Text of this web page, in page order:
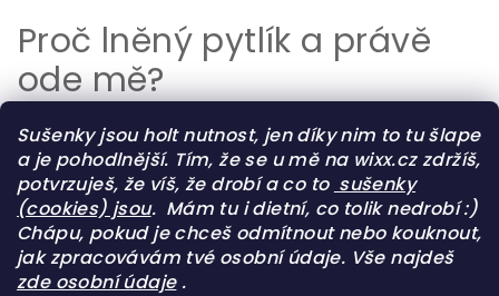
Sušenky jsou holt nutnost, jen díky nim to tu šlape
a je pohodlnější. Tím, že se u mě na wixx.cz zdržíš,
potvrzuješ, že víš, že drobí a co to sušenky
(cookies) jsou. Mám tu i dietní, co tolik nedrobí :)
Chápu, pokud je chceš odmítnout nebo kouknout,
jak zpracovávám tvé osobní údaje. Vše najdeš
zde osobní údaje.
Proč lněný pytlík a právě
ode mě?
29.7.2023
Test pytlíků, ubrousků a
utěrek na pečivo